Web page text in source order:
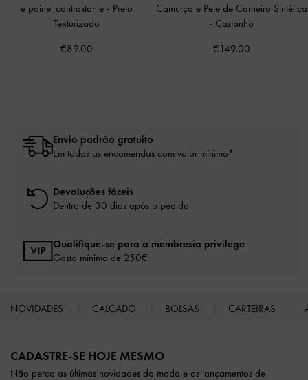
e painel contrastante - Preto
Texturizado
€89.00
Camurça e Pele de Carneiro Sintética
- Castanho
€149.00
Envio padrão gratuito
Em todas as encomendas com valor mínimo*
Devoluções fáceis
Dentro de 30 dias após o pedido
Qualifique-se para a membresia privilege
Gasto mínimo de 250€
NOVIDADES CALÇADO BOLSAS CARTEIRAS
CADASTRE-SE HOJE MESMO
Não perca as últimas novidades da moda e os lançamentos de